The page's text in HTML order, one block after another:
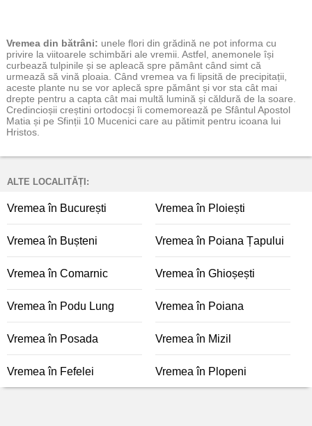
Vremea din bătrâni: unele flori din grădină ne pot informa cu
privire la viitoarele schimbări ale vremii. Astfel, anemonele își
curbează tulpinile și se apleacă spre pământ când simt că
urmează să vină ploaia. Când vremea va fi lipsită de precipitații,
aceste plante nu se vor aplecă spre pământ și vor sta cât mai
drepte pentru a capta cât mai multă lumină și căldură de la soare.
Credincioșii creștini ortodocși îi comemorează pe Sfântul Apostol
Matia și pe Sfinții 10 Mucenici care au pătimit pentru icoana lui
Hristos.
ALTE LOCALITĂȚI:
Vremea în București Vremea în Ploiești
Vremea în Bușteni Vremea în Poiana Țapului
Vremea în Comarnic Vremea în Ghioșești
Vremea în Podu Lung Vremea în Poiana
Vremea în Posada Vremea în Mizil
Vremea în Fefelei Vremea în Plopeni